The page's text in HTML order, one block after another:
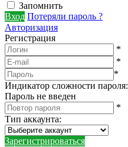
Запомнить
Вход Потеряли пароль ?
Авторизация
Регистрация
*
*
*
Индикатор сложности пароля:
Пароль не введен
*
Тип аккаунта:
Зарегистрироваться